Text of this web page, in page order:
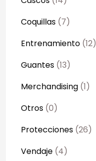
Coquillas (7)
Entrenamiento (12)
Guantes (13)
Merchandising (1)
Otros (0)
Protecciones (26)
Vendaje (4)